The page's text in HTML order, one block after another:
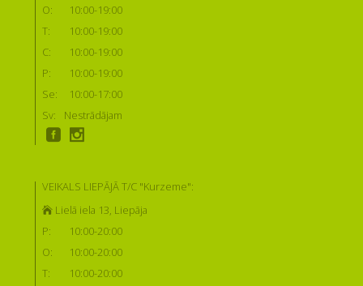
O:
10:00-19:00
T:
10:00-19:00
C:
10:00-19:00
P:
10:00-19:00
Se:
10:00-17:00
Sv:
Nestrādājam
VEIKALS LIEPĀJĀ T/C "Kurzeme":
Lielā iela 13, Liepāja
P:
10:00-20:00
O:
10:00-20:00
T:
10:00-20:00